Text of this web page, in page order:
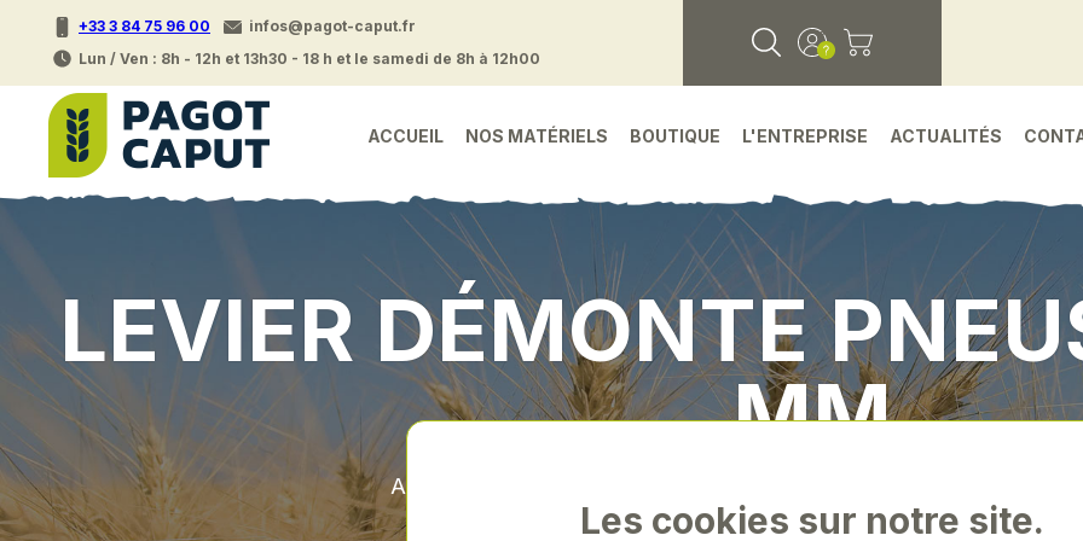
+33 3 84 75 96 00
infos@pagot-caput.fr
Lun / Ven : 8h - 12h et 13h30 - 18 h et le samedi de 8h à 12h00
ACCUEIL NOS MATÉRIELS BOUTIQUE L'ENTREPRISE ACTUALITÉS
LEVIER DÉMONTE
MM
Accueil
Les cookies sur notre site.